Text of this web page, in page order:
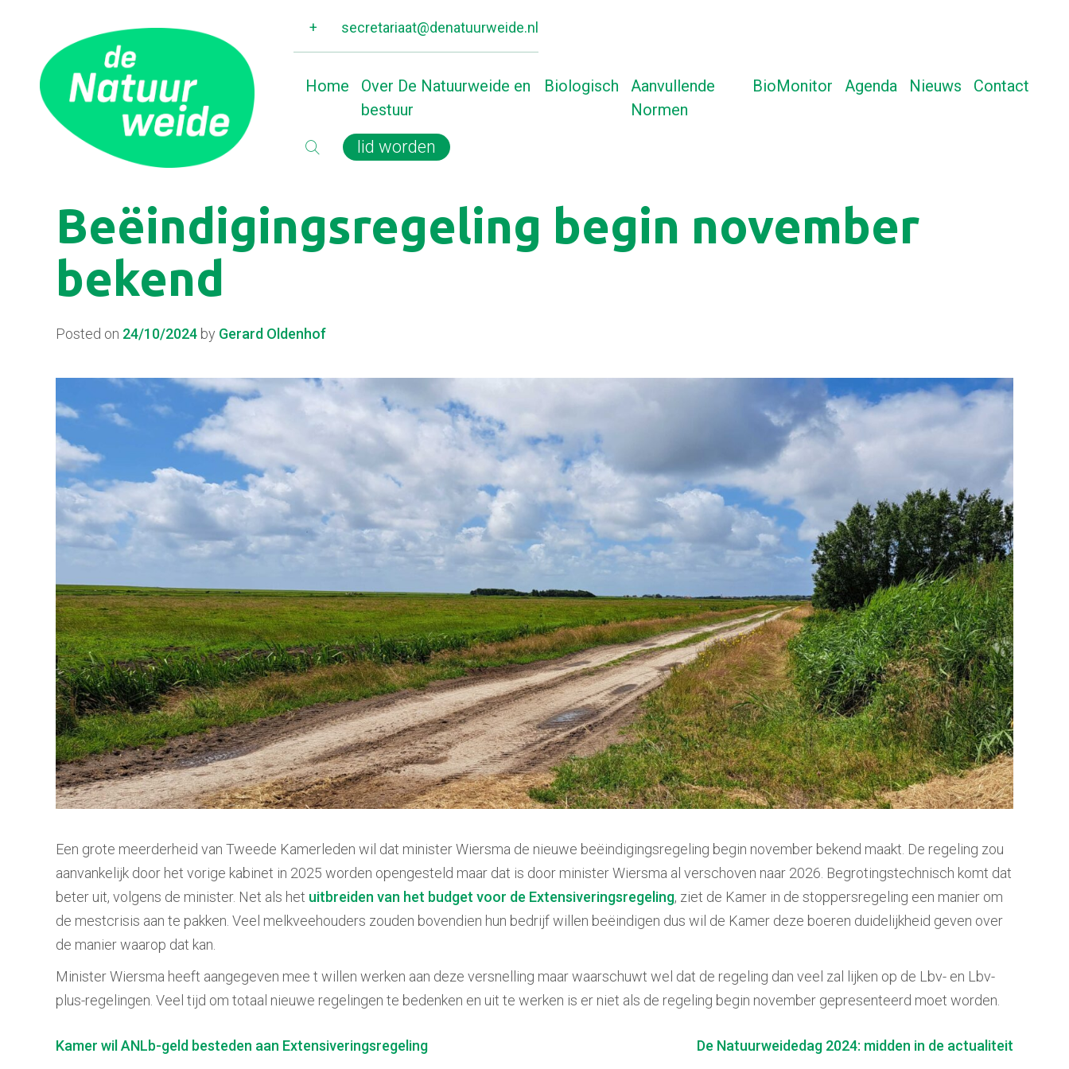
+ secretariaat@denatuurweide.nl
Home
Over De Natuurweide en
bestuur
Biologisch
Aanvullende
Normen
BioMonitor Agenda Nieuws Contact
lid worden
Beëindigingsregeling begin november
bekend
Posted on 24/10/2024 by Gerard Oldenhof
Een grote meerderheid van Tweede Kamerleden wil dat minister Wiersma de nieuwe beëindigingsregeling begin november bekend maakt. De regeling zou
aanvankelijk door het vorige kabinet in 2025 worden opengesteld maar dat is door minister Wiersma al verschoven naar 2026. Begrotingstechnisch komt dat
beter uit, volgens de minister. Net als het uitbreiden van het budget voor de Extensiveringsregeling, ziet de Kamer in de stoppersregeling een manier om
de mestcrisis aan te pakken. Veel melkveehouders zouden bovendien hun bedrijf willen beëindigen dus wil de Kamer deze boeren duidelijkheid geven over
de manier waarop dat kan.
Minister Wiersma heeft aangegeven mee t willen werken aan deze versnelling maar waarschuwt wel dat de regeling dan veel zal lijken op de Lbv- en Lbv-
plus-regelingen. Veel tijd om totaal nieuwe regelingen te bedenken en uit te werken is er niet als de regeling begin november gepresenteerd moet worden.
Berichtnavigatie
Kamer wil ANLb-geld besteden aan Extensiveringsregeling De Natuurweidedag 2024: midden in de actualiteit